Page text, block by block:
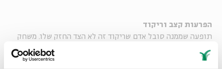
הפרעות קצב וריקוד
תופעה שממנה סובל אדם שריקוד זה לא הצד החזק שלו. משחק
מלים על "הפרעות קשב וריכוז".